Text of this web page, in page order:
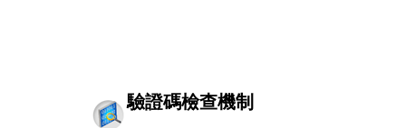
驗證碼檢查機制